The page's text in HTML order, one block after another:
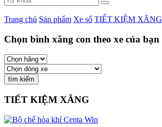
Trang chủ Sản phẩm Xe số TIẾT KIỆM XĂNG
Chọn bình xăng con theo xe của bạn
TIẾT KIỆM XĂNG